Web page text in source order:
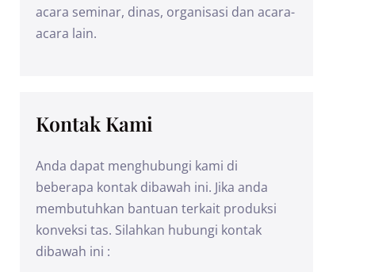
acara seminar, dinas, organisasi dan acara-
acara lain.
Kontak Kami
Anda dapat menghubungi kami di
beberapa kontak dibawah ini. Jika anda
membutuhkan bantuan terkait produksi
konveksi tas. Silahkan hubungi kontak
dibawah ini :